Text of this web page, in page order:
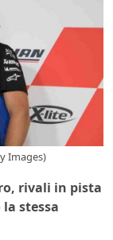
Images)
rivali in pista
stessa